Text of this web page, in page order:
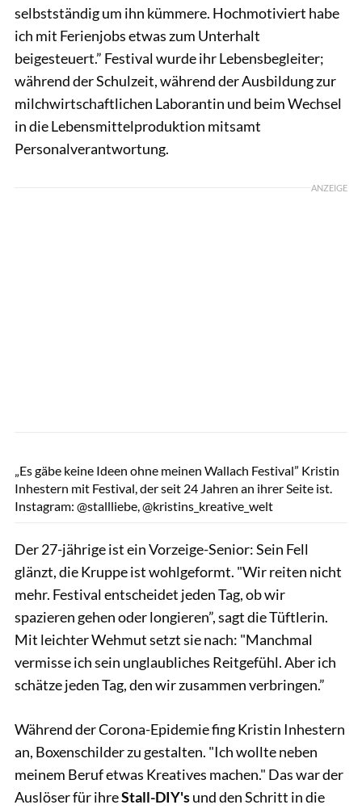
selbstständig um ihn kümmere. Hochmotiviert habe
ich mit Ferienjobs etwas zum Unterhalt
beigesteuert.” Festival wurde ihr Lebensbegleiter;
während der Schulzeit, während der Ausbildung zur
milchwirtschaftlichen Laborantin und beim Wechsel
in die Lebensmittelproduktion mitsamt
Personalverantwortung.
ANZEIGE
„Es gäbe keine Ideen ohne meinen Wallach Festival” Kristin
Inhestern mit Festival, der seit 24 Jahren an ihrer Seite ist.
Instagram: @stallliebe, @kristins_kreative_welt
Der 27-jährige ist ein Vorzeige-Senior: Sein Fell
glänzt, die Kruppe ist wohlgeformt. "Wir reiten nicht
mehr. Festival entscheidet jeden Tag, ob wir
spazieren gehen oder longieren”, sagt die Tüftlerin.
Mit leichter Wehmut setzt sie nach: "Manchmal
vermisse ich sein unglaubliches Reitgefühl. Aber ich
schätze jeden Tag, den wir zusammen verbringen.”
Während der Corona-Epidemie fing Kristin Inhestern
an, Boxenschilder zu gestalten. "Ich wollte neben
meinem Beruf etwas Kreatives machen." Das war der
Auslöser für ihreStall-DIY'sund den Schritt in die